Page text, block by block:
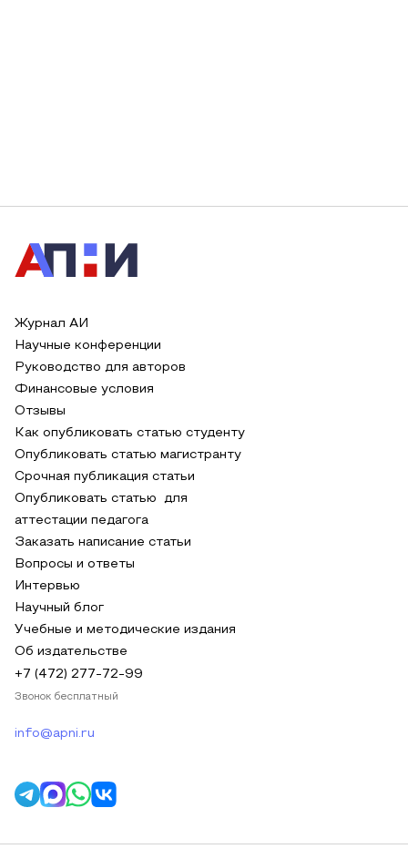
Журнал АИ
Научные конференции
Руководство для авторов
Финансовые условия
Отзывы
Как опубликовать статью студенту
Опубликовать статью магистранту
Срочная публикация статьи
Опубликовать статью для
аттестации педагога
Заказать написание статьи
Вопросы и ответы
Интервью
Научный блог
Учебные и методические издания
Об издательстве
+7 (472) 277-72-99
Звонок бесплатный
info@apni.ru